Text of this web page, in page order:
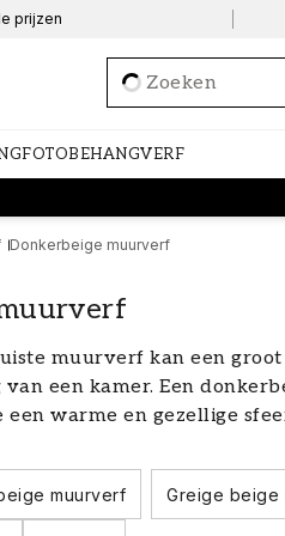
prijzen
Loading…
FOTOBEHANGVERF
Donkerbeige muurverf
muurverf kan een
een kamer. Een
warme en gezellige
donkere accentkleuren.
muurverf
muurverf Greige beige